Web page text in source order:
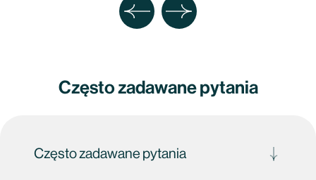
Często zadawane pytania
Często zadawane pytania